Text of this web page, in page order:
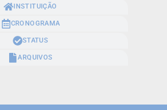
INSTITUIÇÃO
CRONOGRAMA
STATUS
ARQUIVOS